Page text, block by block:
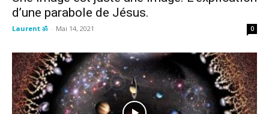
d’une parabole de Jésus.
Laurent ॐ - Mai 14, 2021 0